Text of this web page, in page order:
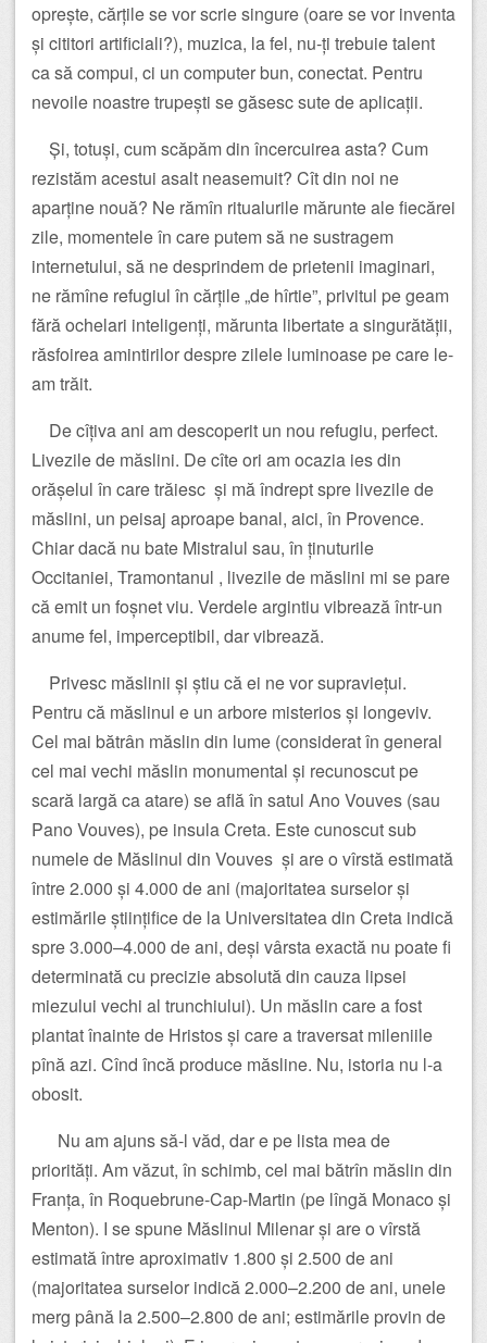
oprește, cărțile se vor scrie singure (oare se vor inventa
și cititori artificiali?), muzica, la fel, nu-ți trebuie talent
ca să compui, ci un computer bun, conectat. Pentru
nevoile noastre trupești se găsesc sute de aplicații.
Și, totuși, cum scăpăm din încercuirea asta? Cum
rezistăm acestui asalt neasemuit? Cît din noi ne
aparține nouă? Ne rămîn ritualurile mărunte ale fiecărei
zile, momentele în care putem să ne sustragem
internetului, să ne desprindem de prietenii imaginari,
ne rămîne refugiul în cărțile „de hîrtie”, privitul pe geam
fără ochelari inteligenți, mărunta libertate a singurătății,
răsfoirea amintirilor despre zilele luminoase pe care le-
am trăit.
De cîțiva ani am descoperit un nou refugiu, perfect.
Livezile de măslini. De cîte ori am ocazia ies din
orășelul în care trăiesc și mă îndrept spre livezile de
măslini, un peisaj aproape banal, aici, în Provence.
Chiar dacă nu bate Mistralul sau, în ținuturile
Occitaniei, Tramontanul , livezile de măslini mi se pare
că emit un foșnet viu. Verdele argintiu vibrează într-un
anume fel, imperceptibil, dar vibrează.
Privesc măslinii și știu că ei ne vor supraviețui.
Pentru că măslinul e un arbore misterios și longeviv.
Cel mai bătrân măslin din lume (considerat în general
cel mai vechi măslin monumental și recunoscut pe
scară largă ca atare) se află în satul Ano Vouves (sau
Pano Vouves), pe insula Creta. Este cunoscut sub
numele de Măslinul din Vouves și are o vîrstă estimată
între 2.000 și 4.000 de ani (majoritatea surselor și
estimările științifice de la Universitatea din Creta indică
spre 3.000–4.000 de ani, deși vârsta exactă nu poate fi
determinată cu precizie absolută din cauza lipsei
miezului vechi al trunchiului). Un măslin care a fost
plantat înainte de Hristos și care a traversat mileniile
pînă azi. Cînd încă produce măsline. Nu, istoria nu l-a
obosit.
Nu am ajuns să-l văd, dar e pe lista mea de
priorități. Am văzut, în schimb, cel mai bătrîn măslin din
Franța, în Roquebrune-Cap-Martin (pe lîngă Monaco și
Menton). I se spune Măslinul Milenar și are o vîrstă
estimată între aproximativ 1.800 și 2.500 de ani
(majoritatea surselor indică 2.000–2.200 de ani, unele
merg până la 2.500–2.800 de ani; estimările provin de